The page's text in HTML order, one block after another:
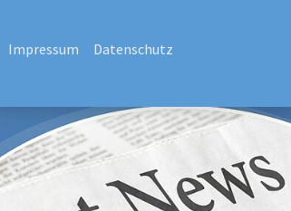
Impressum Datenschutz